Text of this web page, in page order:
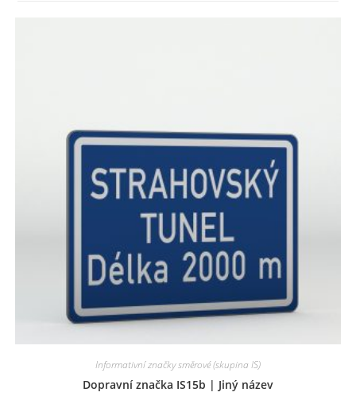
Informativní značky směrové (skupina IS)
Dopravní značka IS15b | Jiný název